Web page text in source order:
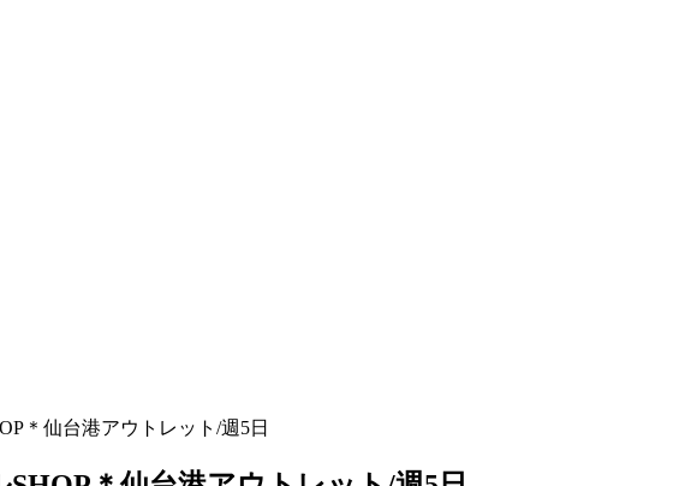
＊仙台港アウトレット/週5日